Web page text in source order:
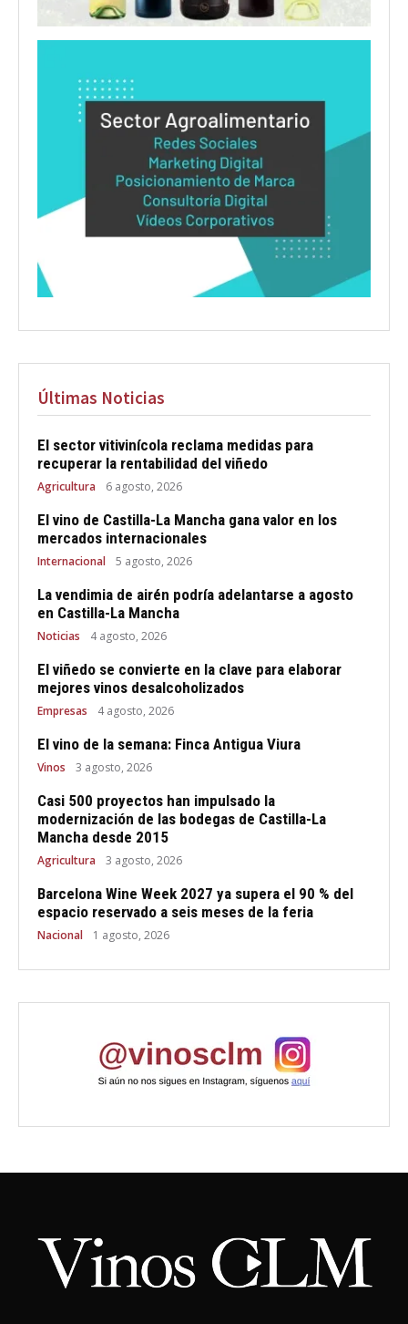
Últimas Noticias
El sector vitivinícola reclama medidas para
recuperar la rentabilidad del viñedo
Agricultura 6 agosto, 2026
El vino de Castilla-La Mancha gana valor en los
mercados internacionales
Internacional 5 agosto, 2026
La vendimia de airén podría adelantarse a agosto
en Castilla-La Mancha
Noticias 4 agosto, 2026
El viñedo se convierte en la clave para elaborar
mejores vinos desalcoholizados
Empresas 4 agosto, 2026
El vino de la semana: Finca Antigua Viura
Vinos 3 agosto, 2026
Casi 500 proyectos han impulsado la
modernización de las bodegas de Castilla-La
Mancha desde 2015
Agricultura 3 agosto, 2026
Barcelona Wine Week 2027 ya supera el 90 % del
espacio reservado a seis meses de la feria
Nacional 1 agosto, 2026